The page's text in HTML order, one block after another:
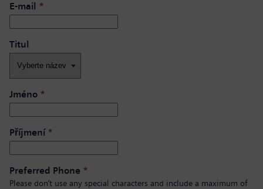
E-mail *
Titul
Jméno *
Příjmení*
Preferred Phone *
Please don’t use any special characters and include a maximum of